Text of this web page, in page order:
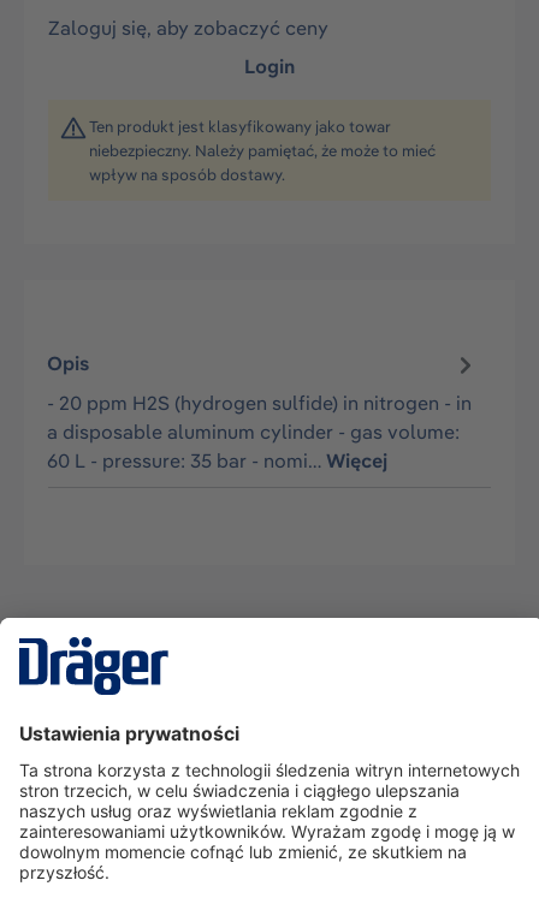
Zaloguj się, aby zobaczyć ceny
Login
Ten produkt jest klasyfikowany jako towar
niebezpieczny. Należy pamiętać, że może to mieć
wpływ na sposób dostawy.
Opis
- 20 ppm H2S (hydrogen sulfide) in nitrogen - in
a disposable aluminum cylinder - gas volume:
60 L - pressure: 35 bar - nomi…Więcej
Serwisowa linia hotline
O nas
Korzystanie ze sklepu